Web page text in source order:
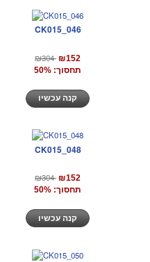
CK015_046
₪304 ₪152
תחסוך: 50%
CK015_048
₪304 ₪152
תחסוך: 50%